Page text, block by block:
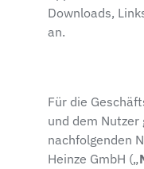
Downloads,
an.
Für die
und dem
nachfolgenden
Heinze GmbH („